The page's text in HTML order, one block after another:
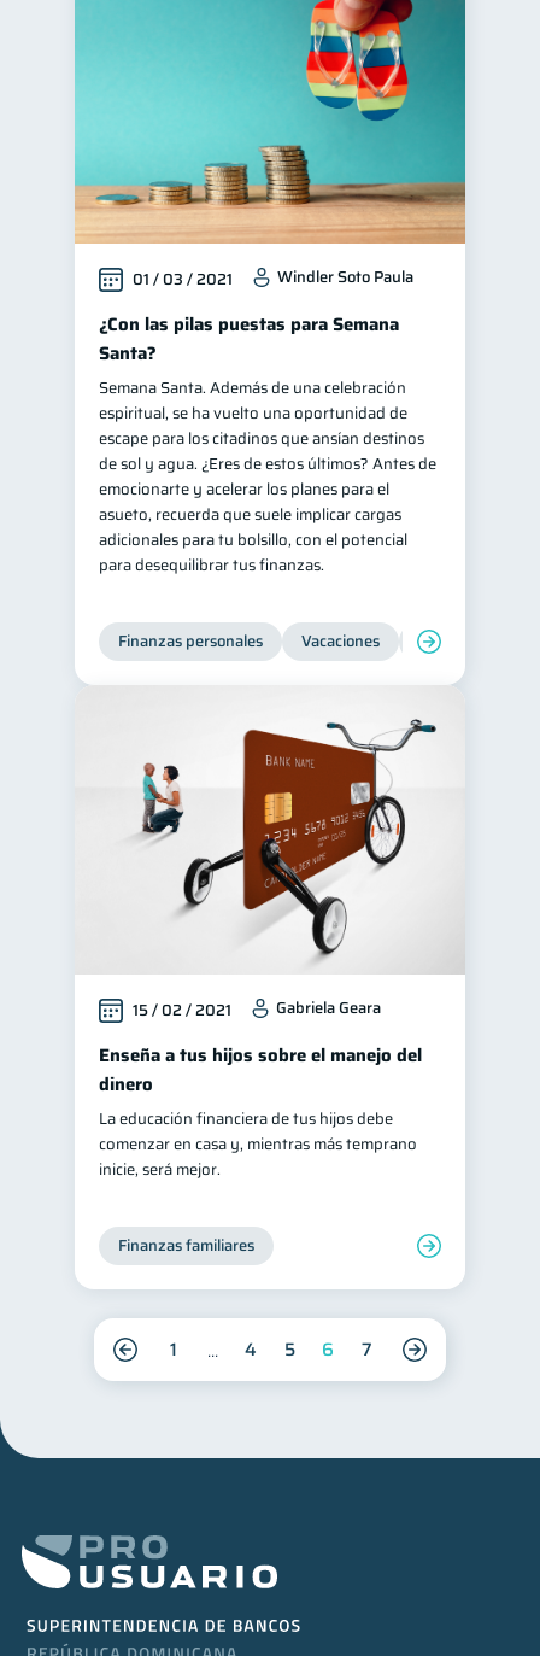
01 / 03 / 2021 Windler Soto Paula
¿Con las pilas puestas para Semana
Santa?
Semana Santa. Además de una celebración
espiritual, se ha vuelto una oportunidad de
escape para los citadinos que ansían destinos
de sol y agua. ¿Eres de estos últimos? Antes de
emocionarte y acelerar los planes para el
asueto, recuerda que suele implicar cargas
adicionales para tu bolsillo, con el potencial
para desequilibrar tus finanzas.
Finanzas personales Vacaciones Organización
15 / 02 / 2021 Gabriela Geara
Enseña a tus hijos sobre el manejo del
dinero
La educación financiera de tus hijos debe
comenzar en casa y, mientras más temprano
inicie, será mejor.
Finanzas familiares
1 4 5 6 7